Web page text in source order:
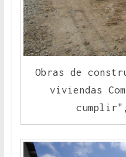
Obras de
viviendas